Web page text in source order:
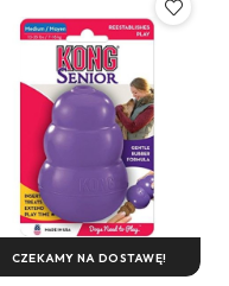
CZEKAMY NA DOSTAWĘ!